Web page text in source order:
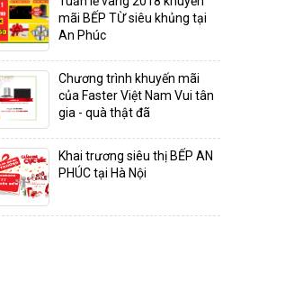
mãi BẾP TỪ siêu khủng tại
An Phúc
Chương trình khuyến mãi
của Faster Việt Nam Vui tân
gia - quà thật đã
Khai trương siêu thị BẾP AN
PHÚC tại Hà Nội